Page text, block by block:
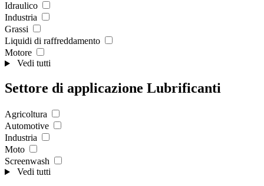
Idraulico
Industria
Grassi
Liquidi di raffreddamento
Motore
Vedi tutti
Settore di applicazione Lubrificanti
Agricoltura
Automotive
Industria
Moto
Screenwash
Vedi tutti